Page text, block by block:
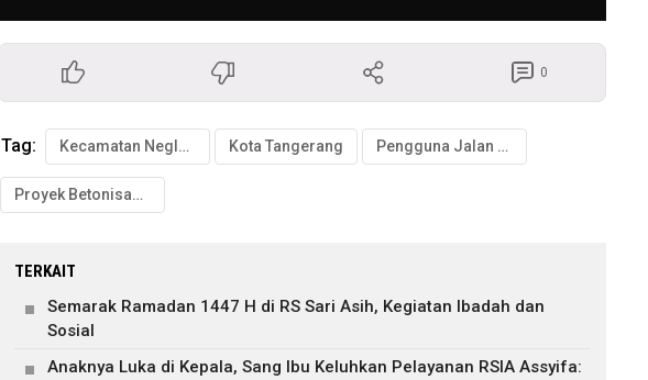
0
Tag: Kecamatan Neglasari Kota Tangerang Pengguna Jalan Bersuara
Proyek Betonisasi Retak-retak
TERKAIT
Semarak Ramadan 1447 H di RS Sari Asih, Kegiatan Ibadah dan
Sosial
Anaknya Luka di Kepala, Sang Ibu Keluhkan Pelayanan RSIA Assyifa: